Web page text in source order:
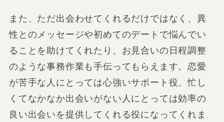
また、ただ出会わせてくれるだけではなく、異
性とのメッセージや初めてのデートで悩んでい
ることを助けてくれたり、お見合いの日程調整
のような事務作業も手伝ってもらえます。恋愛
が苦手な人にとっては心強いサポート役、忙し
くてなかなか出会いがない人にとっては効率の
良い出会いを提供してくれる役になってくれま